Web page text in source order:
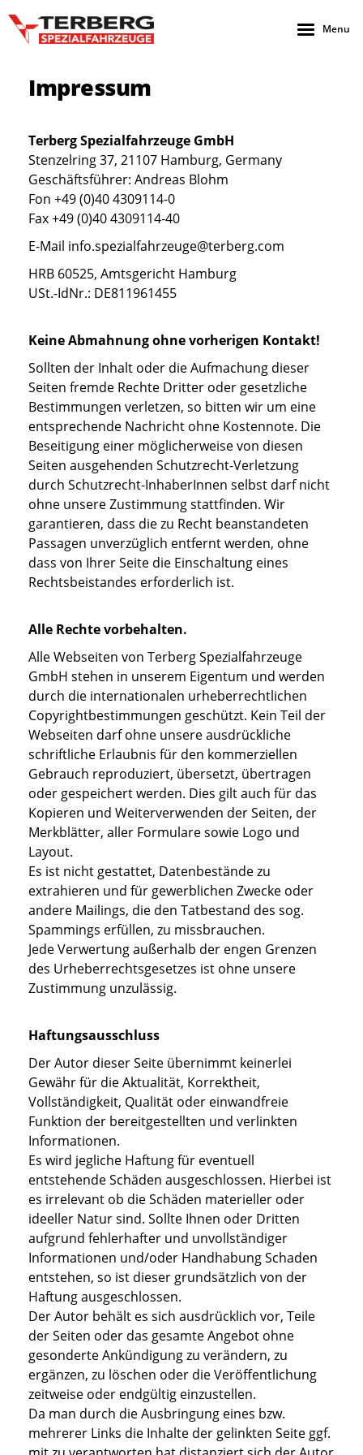
Menu
Impressum
Terberg Spezialfahrzeuge GmbH
Stenzelring 37, 21107 Hamburg, Germany
Geschäftsführer: Andreas Blohm
Fon +49 (0)40 4309114-0
Fax +49 (0)40 4309114-40
E-Mail info.spezialfahrzeuge@terberg.com
HRB 60525, Amtsgericht Hamburg
USt.-IdNr.: DE811961455
Keine Abmahnung ohne vorherigen Kontakt!
Sollten der Inhalt oder die Aufmachung dieser
Seiten fremde Rechte Dritter oder gesetzliche
Bestimmungen verletzen, so bitten wir um eine
entsprechende Nachricht ohne Kostennote. Die
Beseitigung einer möglicherweise von diesen
Seiten ausgehenden Schutzrecht-Verletzung
durch Schutzrecht-InhaberInnen selbst darf nicht
ohne unsere Zustimmung stattfinden. Wir
garantieren, dass die zu Recht beanstandeten
Passagen unverzüglich entfernt werden, ohne
dass von Ihrer Seite die Einschaltung eines
Rechtsbeistandes erforderlich ist.
Alle Rechte vorbehalten.
Alle Webseiten von Terberg Spezialfahrzeuge
GmbH stehen in unserem Eigentum und werden
durch die internationalen urheberrechtlichen
Copyrightbestimmungen geschützt. Kein Teil der
Webseiten darf ohne unsere ausdrückliche
schriftliche Erlaubnis für den kommerziellen
Gebrauch reproduziert, übersetzt, übertragen
oder gespeichert werden. Dies gilt auch für das
Kopieren und Weiterverwenden der Seiten, der
Merkblätter, aller Formulare sowie Logo und
Layout.
Es ist nicht gestattet, Datenbestände zu
extrahieren und für gewerblichen Zwecke oder
andere Mailings, die den Tatbestand des sog.
Spammings erfüllen, zu missbrauchen.
Jede Verwertung außerhalb der engen Grenzen
des Urheberrechtsgesetzes ist ohne unsere
Zustimmung unzulässig.
Haftungsausschluss
Der Autor dieser Seite übernimmt keinerlei
Gewähr für die Aktualität, Korrektheit,
Vollständigkeit, Qualität oder einwandfreie
Funktion der bereitgestellten und verlinkten
Informationen.
Es wird jegliche Haftung für eventuell
entstehende Schäden ausgeschlossen. Hierbei ist
es irrelevant ob die Schäden materieller oder
ideeller Natur sind. Sollte Ihnen oder Dritten
aufgrund fehlerhafter und unvollständiger
Informationen und/oder Handhabung Schaden
entstehen, so ist dieser grundsätzlich von der
Haftung ausgeschlossen.
Der Autor behält es sich ausdrücklich vor, Teile
der Seiten oder das gesamte Angebot ohne
gesonderte Ankündigung zu verändern, zu
ergänzen, zu löschen oder die Veröffentlichung
zeitweise oder endgültig einzustellen.
Da man durch die Ausbringung eines bzw.
mehrerer Links die Inhalte der gelinkten Seite ggf.